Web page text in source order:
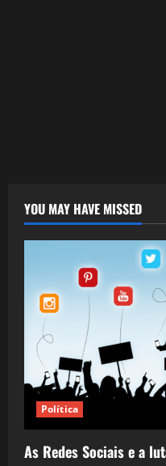
YOU MAY HAVE MISSED
Política
As Redes Sociais e a